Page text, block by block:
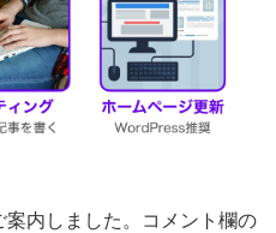
内しました。コメント欄の